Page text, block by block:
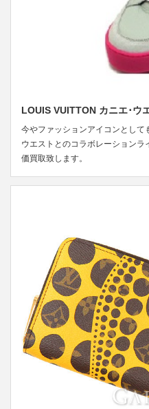
LOUIS VUITTON カニエ･ウ
今やファッションアイコンとして
ウエストとのコラボレーション
価買取致します。